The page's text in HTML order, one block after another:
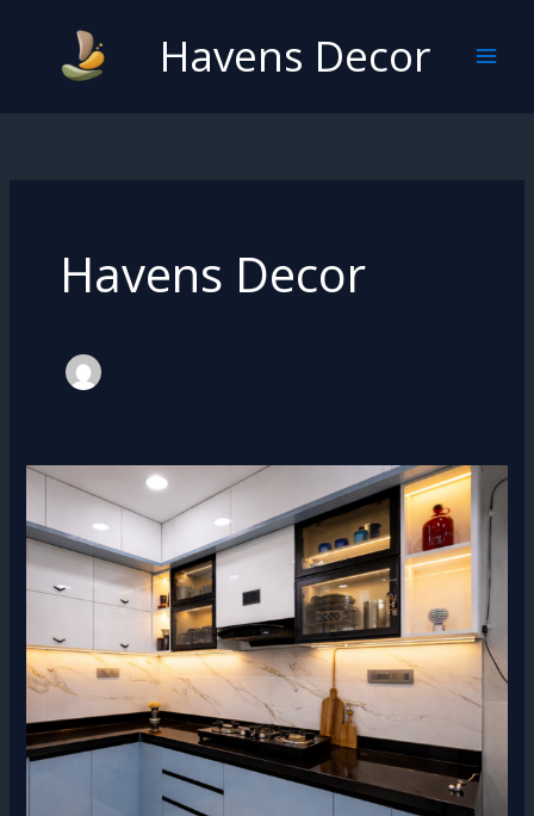
Havens Decor
Havens Decor
Modern
Kitchen
Interior
Completed